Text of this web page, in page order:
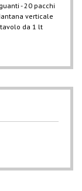
- 20 pacchi
verticale
da 1 lt